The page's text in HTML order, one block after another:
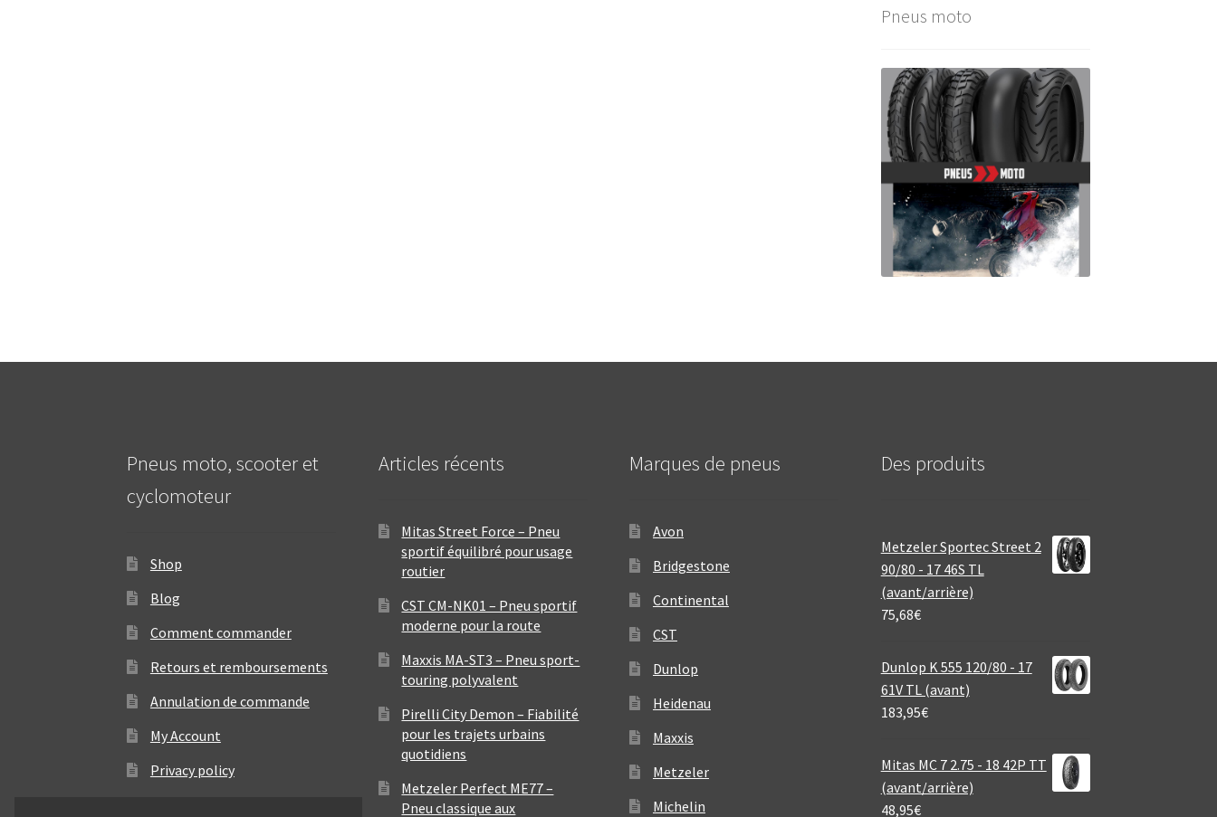
Pneus moto
Pneus moto, scooter et
cyclomoteur
Shop
Blog
Comment commander
Retours et remboursements
Annulation de commande
My Account
Privacy policy
Articles récents
Mitas Street Force – Pneu
sportif équilibré pour usage
routier
CST CM-NK01 – Pneu sportif
moderne pour la route
Maxxis MA-ST3 – Pneu sport-
touring polyvalent
Pirelli City Demon – Fiabilité
pour les trajets urbains
quotidiens
Metzeler Perfect ME77 –
Pneu classique aux
Marques de pneus
Avon
Bridgestone
Continental
CST
Dunlop
Heidenau
Maxxis
Metzeler
Michelin
Des produits
Metzeler Sportec Street 2
90/80 - 17 46S TL
(avant/arrière)
75,68€
Dunlop K 555 120/80 - 17
61V TL (avant)
183,95€
Mitas MC 7 2.75 - 18 42P TT
(avant/arrière)
48,95€